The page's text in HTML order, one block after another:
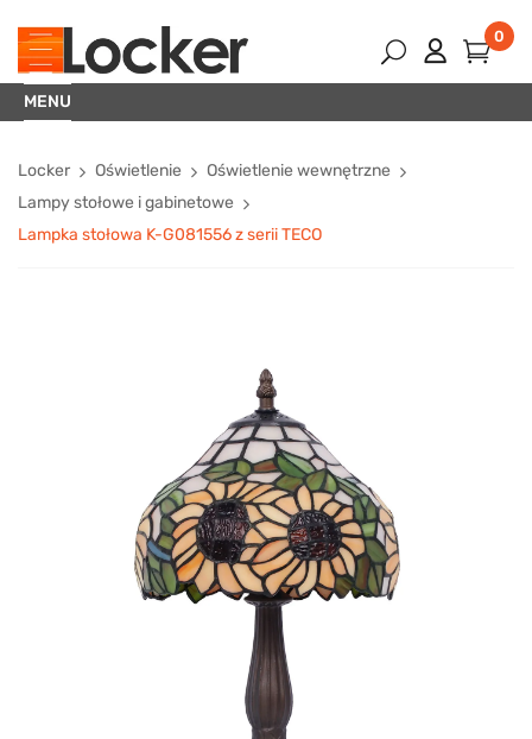
0
MENU
Locker Oświetlenie
Oświetlenie wewnętrzne
Lampy stołowe i gabinetowe
Lampka stołowa K-G081556 z serii TECO